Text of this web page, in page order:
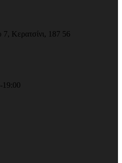
Κερατσίνι, 187 56
19:00